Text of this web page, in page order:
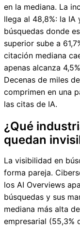
en la mediana. La
llega al 48,8%: la
búsquedas donde
superior sube a
citación mediana
apenas alcanza
Decenas de miles
comprimen en una
las citas de IA.
¿Qué
quedan
La visibilidad en
forma pareja.
los AI Overviews
búsquedas y sus
mediana más alta
empresarial (55,3%